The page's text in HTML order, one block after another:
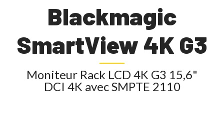
Blackmagic
SmartView 4K G3
Moniteur Rack LCD 4K G3 15,6"
DCI 4K avec SMPTE 2110